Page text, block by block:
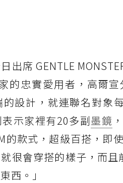
出席 GENTLE
的忠實愛用者，高爾宣
的設計，就連聯名對象
示家裡有20多副墨鏡
的款式，超級百搭，即
很會穿搭的樣子，而
西。」